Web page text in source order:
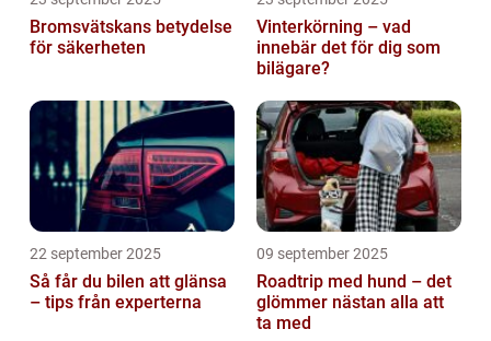
Bromsvätskans betydelse
för säkerheten
Vinterkörning – vad
innebär det för dig som
bilägare?
22 september 2025
Så får du bilen att glänsa
– tips från experterna
09 september 2025
Roadtrip med hund – det
glömmer nästan alla att
ta med